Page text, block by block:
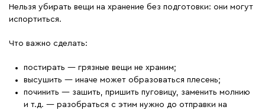
Нельзя убирать вещи на хранение без подготовки: они могут
испортиться.
Что важно сделать:
постирать — грязные вещи не храним;
высушить — иначе может образоваться плесень;
починить — зашить, пришить пуговицу, заменить молнию
и т.д. — разобраться с этим нужно до отправки на